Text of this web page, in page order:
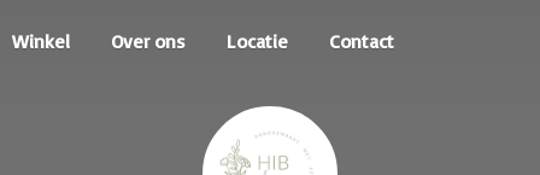
Winkel Over ons Locatie Contact